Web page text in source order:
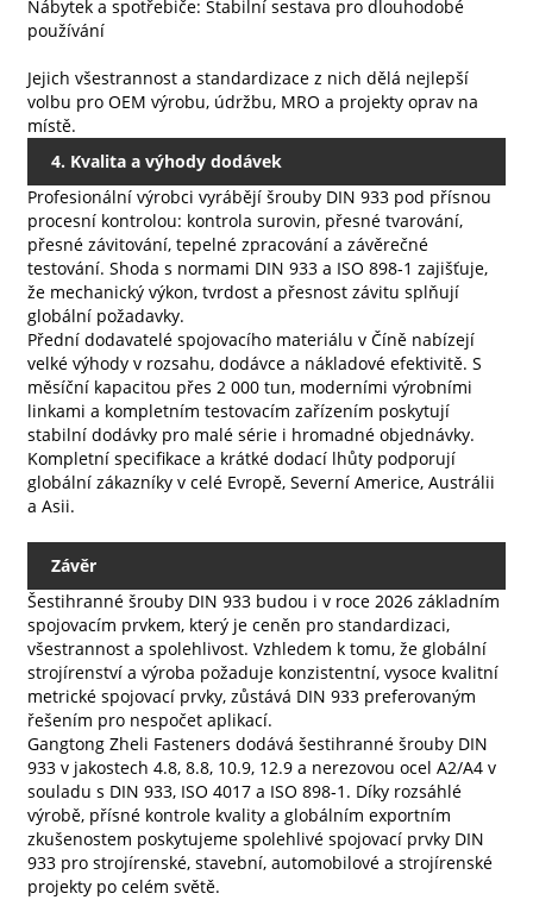
Nábytek a spotřebiče: Stabilní sestava pro dlouhodobé
používání
Jejich všestrannost a standardizace z nich dělá nejlepší
volbu pro OEM výrobu, údržbu, MRO a projekty oprav na
místě.
4. Kvalita a výhody dodávek
Profesionální výrobci vyrábějí šrouby DIN 933 pod přísnou
procesní kontrolou: kontrola surovin, přesné tvarování,
přesné závitování, tepelné zpracování a závěrečné
testování. Shoda s normami DIN 933 a ISO 898‑1 zajišťuje,
že mechanický výkon, tvrdost a přesnost závitu splňují
globální požadavky.
Přední dodavatelé spojovacího materiálu v Číně nabízejí
velké výhody v rozsahu, dodávce a nákladové efektivitě. S
měsíční kapacitou přes 2 000 tun, moderními výrobními
linkami a kompletním testovacím zařízením poskytují
stabilní dodávky pro malé série i hromadné objednávky.
Kompletní specifikace a krátké dodací lhůty podporují
globální zákazníky v celé Evropě, Severní Americe, Austrálii
a Asii.
Závěr
Šestihranné šrouby DIN 933 budou i v roce 2026 základním
spojovacím prvkem, který je ceněn pro standardizaci,
všestrannost a spolehlivost. Vzhledem k tomu, že globální
strojírenství a výroba požaduje konzistentní, vysoce kvalitní
metrické spojovací prvky, zůstává DIN 933 preferovaným
řešením pro nespočet aplikací.
Gangtong Zheli Fasteners dodává šestihranné šrouby DIN
933 v jakostech 4.8, 8.8, 10.9, 12.9 a nerezovou ocel A2/A4 v
souladu s DIN 933, ISO 4017 a ISO 898‑1. Díky rozsáhlé
výrobě, přísné kontrole kvality a globálním exportním
zkušenostem poskytujeme spolehlivé spojovací prvky DIN
933 pro strojírenské, stavební, automobilové a strojírenské
projekty po celém světě.